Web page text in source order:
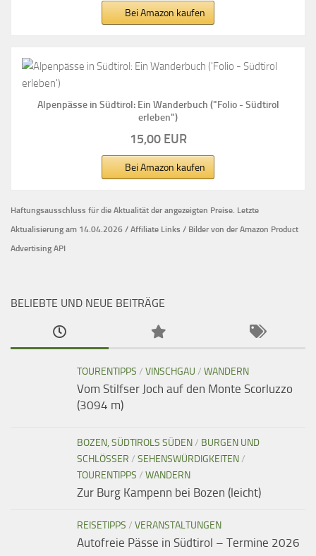
Bei Amazon kaufen
Alpenpässe in Südtirol: Ein Wanderbuch ("Folio - Südtirol
erleben")
15,00 EUR
Bei Amazon kaufen
Haftungsausschluss für die Aktualität der angezeigten Preise. Letzte
Aktualisierung am 14.04.2026 / Affiliate Links / Bilder von der Amazon Product
Advertising API
BELIEBTE UND NEUE BEITRÄGE
TOURENTIPPS / VINSCHGAU / WANDERN
Vom Stilfser Joch auf den Monte Scorluzzo
(3094 m)
BOZEN, SÜDTIROLS SÜDEN/ BURGEN UND
SCHLÖSSER / SEHENSWÜRDIGKEITEN/
TOURENTIPPS / WANDERN
Zur Burg Kampenn bei Bozen (leicht)
REISETIPPS / VERANSTALTUNGEN
Autofreie Pässe in Südtirol – Termine 2026